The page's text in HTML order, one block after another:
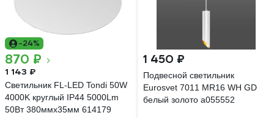
-24%
870 ₽
1 143 ₽
Светильник FL-LED Tondi 50W
4000K круглый IP44 5000Lm
50Вт 380ммx35мм 614179
1 450 ₽
Подвесной светильник
Eurosvet 7011 MR16 WH GD
белый золото a055552